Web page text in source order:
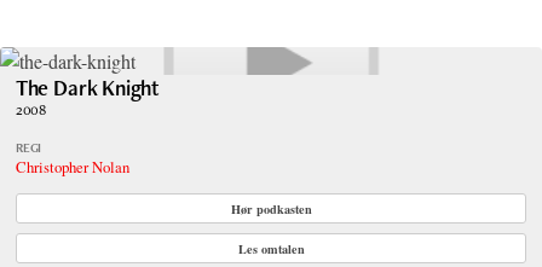
The Dark Knight
2008
REGI
Christopher Nolan
Hør podkasten
Les omtalen